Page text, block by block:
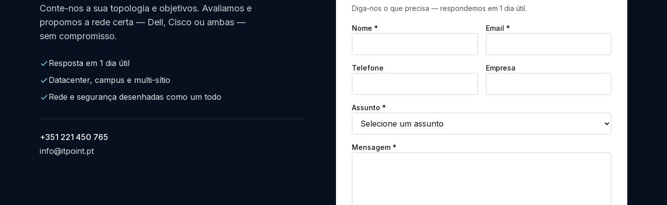
Conte-nos a sua topologia e objetivos. Avaliamos e
propomos a rede certa — Dell, Cisco ou ambas —
sem compromisso.
Resposta em 1 dia útil
Datacenter, campus e multi-sítio
Rede e segurança desenhadas como um todo
+351 221 450 765
info@itpoint.pt
Diga-nos o que precisa — respondemos em 1 dia útil.
Nome * Email *
Telefone Empresa
Assunto *
Mensagem *